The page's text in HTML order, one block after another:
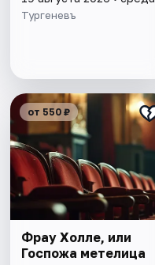
Тургеневъ
от 550 ₽
Фрау Холле, или
Госпожа метелица